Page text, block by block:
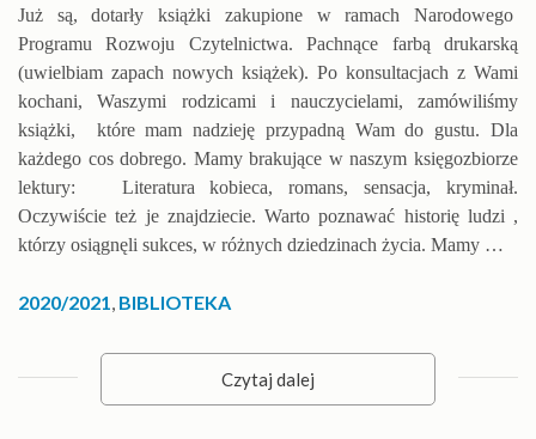
Już są, dotarły książki zakupione w ramach Narodowego
Programu Rozwoju Czytelnictwa. Pachnące farbą drukarską
(uwielbiam zapach nowych książek). Po konsultacjach z Wami
kochani, Waszymi rodzicami i nauczycielami, zamówiliśmy
książki, które mam nadzieję przypadną Wam do gustu. Dla
każdego cos dobrego. Mamy brakujące w naszym księgozbiorze
lektury: Literatura kobieca, romans, sensacja, kryminał.
Oczywiście też je znajdziecie. Warto poznawać historię ludzi ,
którzy osiągnęli sukces, w różnych dziedzinach życia. Mamy …
2020/2021, BIBLIOTEKA
Czytaj dalej